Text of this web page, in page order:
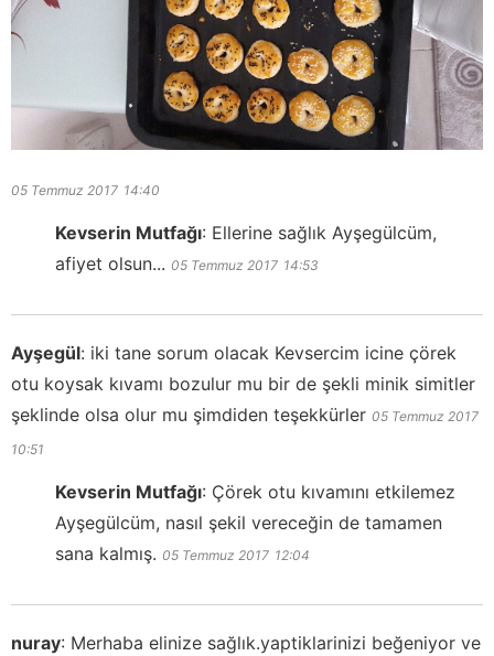
05 Temmuz 2017 14:40
Kevserin Mutfağı: Ellerine sağlık Ayşegülcüm,
afiyet olsun... 05 Temmuz 2017 14:53
Ayşegül: iki tane sorum olacak Kevsercim icine çörek
otu koysak kıvamı bozulur mu bir de şekli minik simitler
şeklinde olsa olur mu şimdiden teşekkürler 05 Temmuz 2017
10:51
Kevserin Mutfağı: Çörek otu kıvamını etkilemez
Ayşegülcüm, nasıl şekil vereceğin de tamamen
sana kalmış. 05 Temmuz 2017 12:04
nuray: Merhaba elinize sağlık.yaptiklarinizi beğeniyor ve